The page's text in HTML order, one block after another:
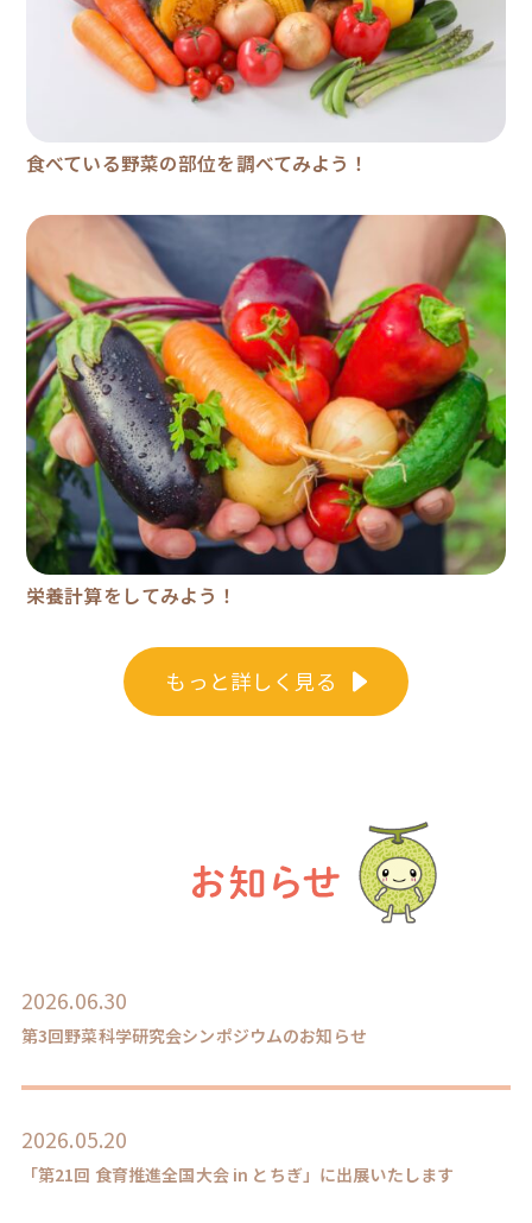
食べている野菜の部位を調べてみよう！
栄養計算をしてみよう！
もっと詳しく見る
2026.06.30
第3回野菜科学研究会シンポジウムのお知らせ
2026.05.20
「第21回 食育推進全国大会 in とちぎ」に出展いたします